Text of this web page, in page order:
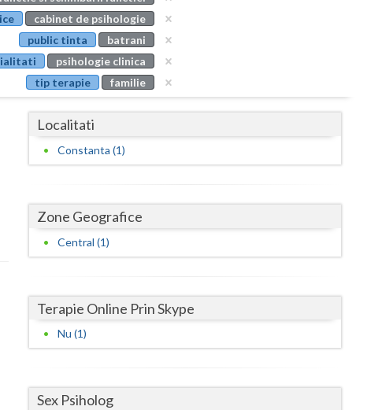
Buzau
Calarasi
Caras-Severin
Covasna
Dolj
Galati
Giurgiu
Gorj
Hunedoara
cabinet de psihologie
public tinta
batrani
psihologie clinica
tip terapie
familie
Localitati
Constanta (1)
Zone Geografice
Central (1)
Terapie Online Prin Skype
Nu (1)
Sex Psiholog